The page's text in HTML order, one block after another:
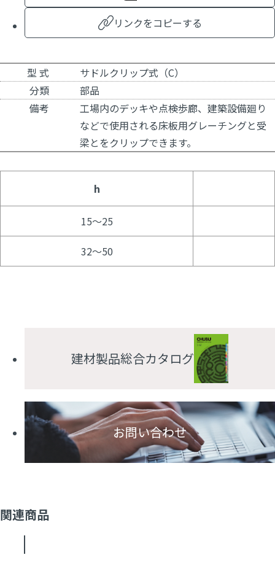
リンクをコピーする
型 式
サドルクリップ式（C）
分類
部品
備考
工場内のデッキや点検歩廊、建築設備廻り
などで使用される床板用グレーチングと受
梁とをクリップできます。
h
15～25
32～50
建材製品総合カタログ
お問い合わせ
関連商品